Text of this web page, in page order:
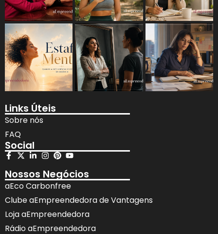
Links Úteis
Sobre nós
FAQ
Social
Nossos Negócios
aEco Carbonfree
Clube aEmpreendedora de Vantagens
Loja aEmpreendedora
Rádio aEmpreendedora